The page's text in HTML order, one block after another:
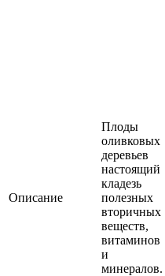
Описание
Плоды
оливковых
деревьев
настоящий
кладезь
полезных
вторичных
веществ,
витаминов
и
минералов.